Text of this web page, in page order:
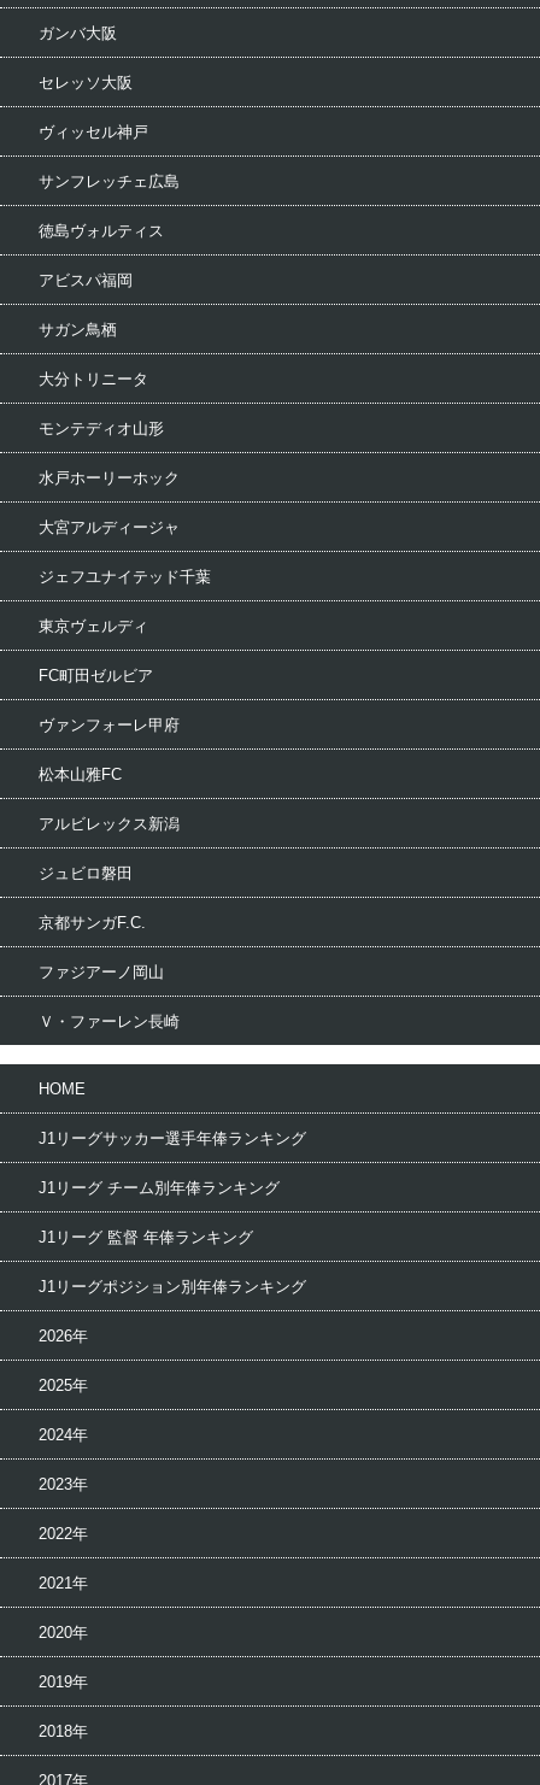
ガンバ大阪
セレッソ大阪
ヴィッセル神戸
サンフレッチェ広島
徳島ヴォルティス
アビスパ福岡
サガン鳥栖
大分トリニータ
モンテディオ山形
水戸ホーリーホック
大宮アルディージャ
ジェフユナイテッド千葉
東京ヴェルディ
FC町田ゼルビア
ヴァンフォーレ甲府
松本山雅FC
アルビレックス新潟
ジュビロ磐田
京都サンガF.C.
ファジアーノ岡山
Ｖ・ファーレン長崎
HOME
J1リーグサッカー選手年俸ランキング
J1リーグ チーム別年俸ランキング
J1リーグ 監督 年俸ランキング
J1リーグポジション別年俸ランキング
2026年
2025年
2024年
2023年
2022年
2021年
2020年
2019年
2018年
2017年